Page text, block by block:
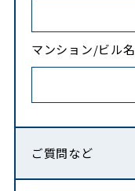
マンション/ビル名
ご質問など